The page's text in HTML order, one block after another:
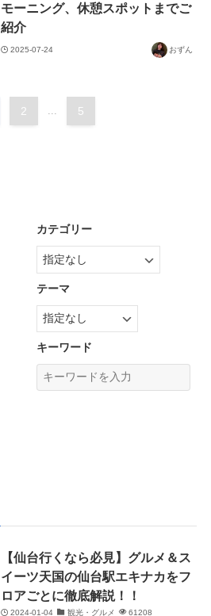
モーニング、休憩スポットまでご
紹介
2025-07-24 おずん
2 5
カテゴリー
テーマ
キーワード
【仙台行くなら必見】グルメ＆ス
イーツ天国の仙台駅エキナカをフ
ロアごとに徹底解説！！
2024-01-04 観光・グルメ 61208